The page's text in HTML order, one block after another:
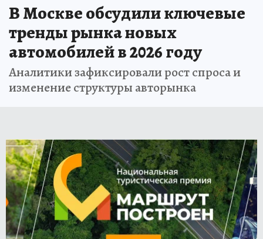
В Москве обсудили ключевые
тренды рынка новых
автомобилей в 2026 году
Аналитики зафиксировали рост спроса и
изменение структуры авторынка